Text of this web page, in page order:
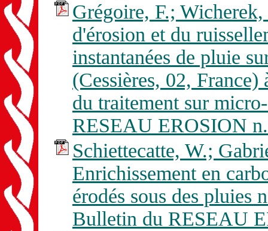
Grégoire, F.;
d'érosion et du
instantanées de pluie
(Cessières, 02,
du traitement sur
RESEAU EROSION
Schiettecatte, W.;
Enrichissement en
érodés sous des pluies
Bulletin du RESEAU